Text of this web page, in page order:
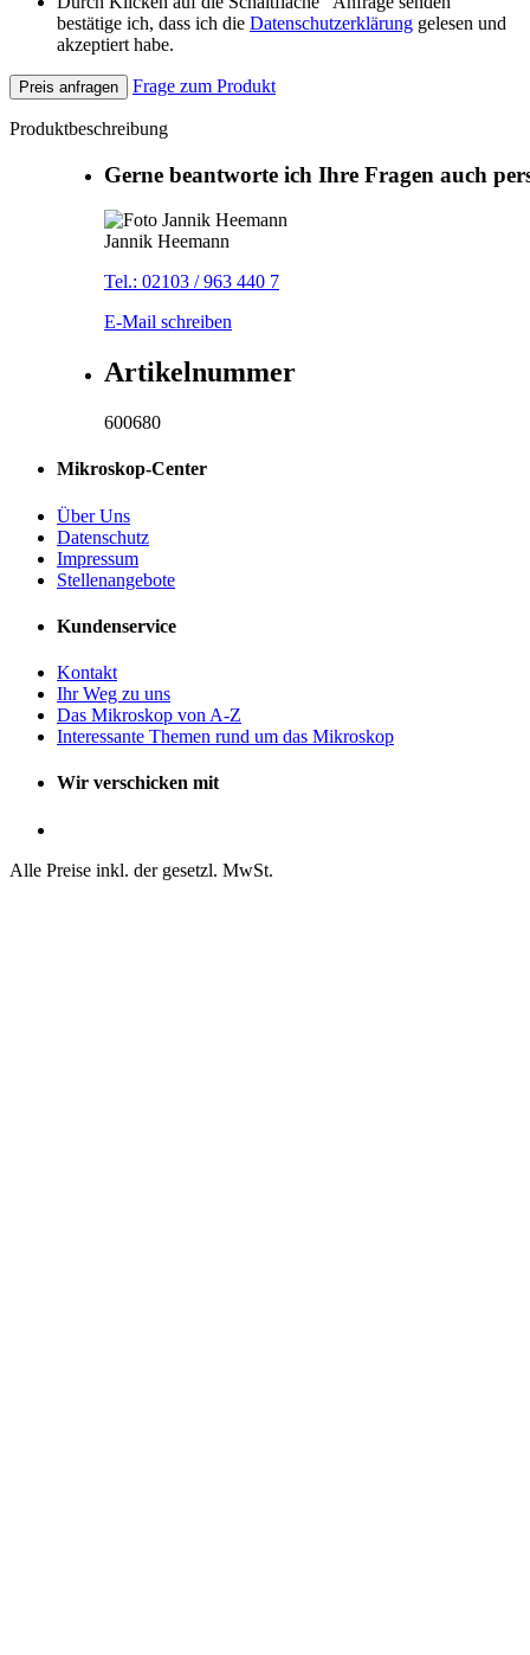
bestätige ich, dass ich die Datenschutzerklärung gelesen und
akzeptiert habe.
Preis anfragen Frage zum Produkt
Produktbeschreibung
Gerne beantworte ich Ihre Fragen auch
Jannik Heemann
Tel.: 02103 / 963 440 7
E-Mail schreiben
Artikelnummer
600680
Mikroskop-Center
Über Uns
Datenschutz
Impressum
Stellenangebote
Kundenservice
Kontakt
Ihr Weg zu uns
Das Mikroskop von A-Z
Interessante Themen rund um das Mikroskop
Wir verschicken mit
Alle Preise inkl. der gesetzl. MwSt.